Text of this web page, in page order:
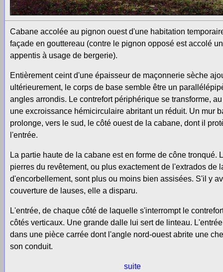
Cabane accolée au pignon ouest d'une habitation
façade en gouttereau (contre le pignon opposé est accolé un
appentis à usage de bergerie).
Entièrement ceint d'une épaisseur de maçonnerie sèche
ultérieurement, le corps de base semble être un
angles arrondis. Le contrefort périphérique se transforme,
une excroissance hémicirculaire abritant un réduit. Un mur
prolonge, vers le sud, le côté ouest de la cabane, dont il
l'entrée.
La partie haute de la cabane est en forme de cône tronqué.
pierres du revêtement, ou plus exactement de l'extrados de
d'encorbellement, sont plus ou moins bien assisées. S'il y
couverture de lauses, elle a disparu.
L'entrée, de chaque côté de laquelle s'interrompt le
côtés verticaux. Une grande dalle lui sert de linteau.
dans une pièce carrée dont l'angle nord-ouest abrite une
son conduit.
suite